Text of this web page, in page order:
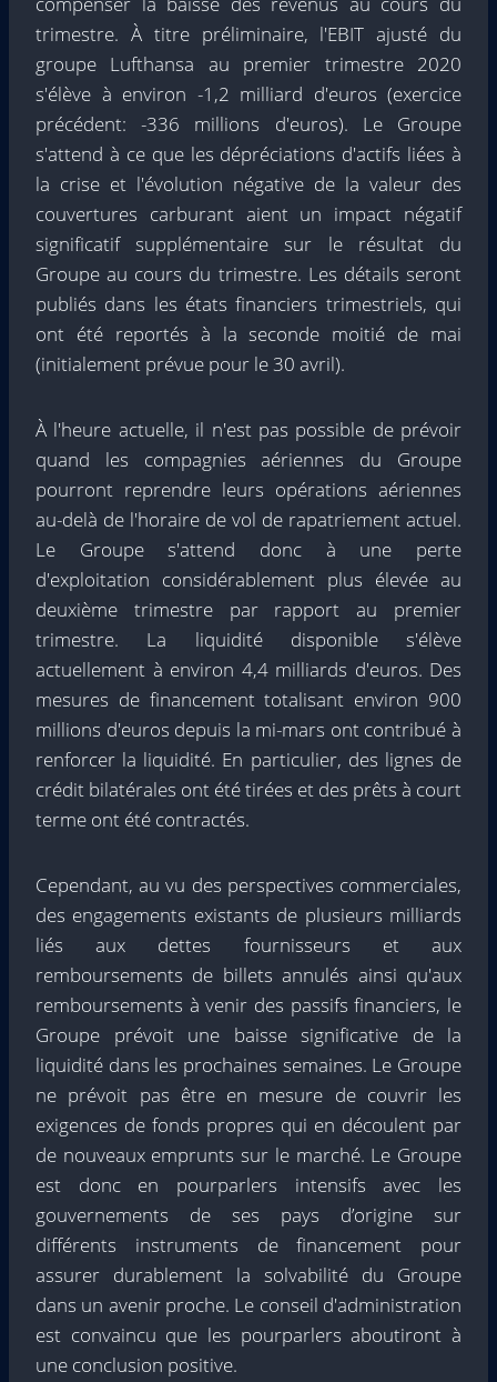
trimestre. À titre préliminaire, l'EBIT ajusté du
groupe Lufthansa au premier trimestre 2020
s'élève à environ -1,2 milliard d'euros (exercice
précédent: -336 millions d'euros). Le Groupe
s'attend à ce que les dépréciations d'actifs liées à
la crise et l'évolution négative de la valeur des
couvertures carburant aient un impact négatif
significatif supplémentaire sur le résultat du
Groupe au cours du trimestre. Les détails seront
publiés dans les états financiers trimestriels, qui
ont été reportés à la seconde moitié de mai
(initialement prévue pour le 30 avril).
À l'heure actuelle, il n'est pas possible de prévoir
quand les compagnies aériennes du Groupe
pourront reprendre leurs opérations aériennes
au-delà de l'horaire de vol de rapatriement actuel.
Le Groupe s'attend donc à une perte
d'exploitation considérablement plus élevée au
deuxième trimestre par rapport au premier
trimestre. La liquidité disponible s'élève
actuellement à environ 4,4 milliards d'euros. Des
mesures de financement totalisant environ 900
millions d'euros depuis la mi-mars ont contribué à
renforcer la liquidité. En particulier, des lignes de
crédit bilatérales ont été tirées et des prêts à court
terme ont été contractés.
Cependant, au vu des perspectives commerciales,
des engagements existants de plusieurs milliards
liés aux dettes fournisseurs et aux
remboursements de billets annulés ainsi qu'aux
remboursements à venir des passifs financiers, le
Groupe prévoit une baisse significative de la
liquidité dans les prochaines semaines. Le Groupe
ne prévoit pas être en mesure de couvrir les
exigences de fonds propres qui en découlent par
de nouveaux emprunts sur le marché. Le Groupe
est donc en pourparlers intensifs avec les
gouvernements de ses pays d’origine sur
différents instruments de financement pour
assurer durablement la solvabilité du Groupe
dans un avenir proche. Le conseil d'administration
est convaincu que les pourparlers aboutiront à
une conclusion positive.